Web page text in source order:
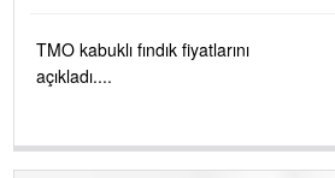
TMO kabuklı fındık fiyatlarını
açıkladı....